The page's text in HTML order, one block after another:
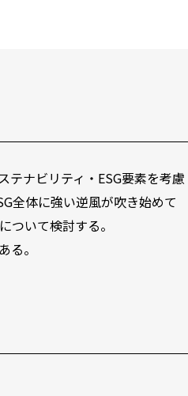
テナビリティ・ESG要素を考慮
全体に強い逆風が吹き始めて
ついて検討する。
る。